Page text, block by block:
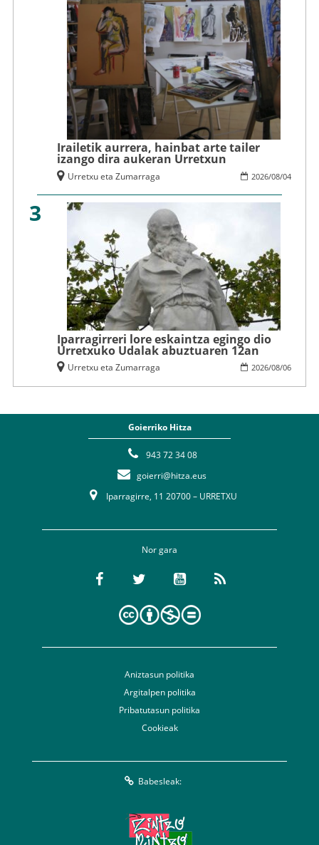
Irailetik aurrera, hainbat arte tailer
izango dira aukeran Urretxun
2026/08/04
Urretxu eta Zumarraga
3
Iparragirreri lore eskaintza egingo dio
Urretxuko Udalak abuztuaren 12an
2026/08/06
Urretxu eta Zumarraga
Goierriko Hitza
943 72 34 08
goierri@hitza.eus
Iparragirre, 11 20700 – URRETXU
Nor gara
Aniztasun politika
Argitalpen politika
Pribatutasun politika
Cookieak
Babesleak: